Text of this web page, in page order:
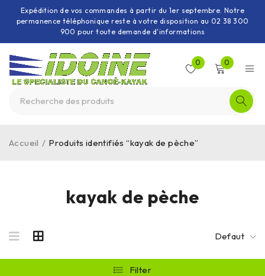
Expédition de vos commandes à partir du 1er septembre. Notre
permanence téléphonique reste à votre disposition au 02 38 300
900 pour toute demande d'informations
0 0
kayak de pèche
Accueil / Produits identifiés “kayak de pèche”
Defaut
Filter